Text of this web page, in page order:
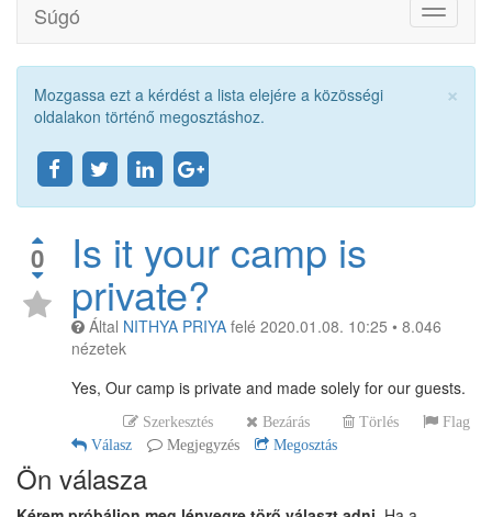
Súgó
×
Mozgassa ezt a kérdést a lista elejére a közösségi
oldalakon történő megosztáshoz.
0 Is it your camp is
private?
Által NITHYA PRIYA felé 2020.01.08. 10:25 • 8.046
nézetek
Yes, Our camp is private and made solely for our guests.
Szerkesztés Bezárás Törlés
Flag
Válasz
Megjegyzés Megosztás
Ön válasza